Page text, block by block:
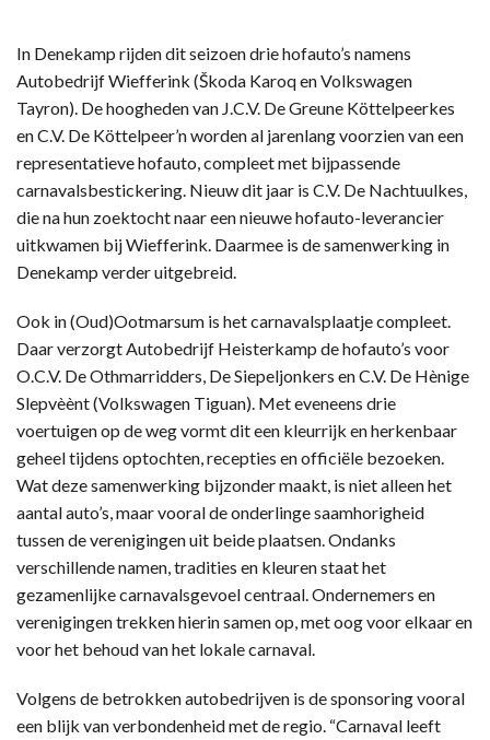
In Denekamp rijden dit seizoen drie hofauto’s namens
Autobedrijf Wiefferink (Škoda Karoq en Volkswagen
Tayron). De hoogheden van J.C.V. De Greune Köttelpeerkes
en C.V. De Köttelpeer’n worden al jarenlang voorzien van een
representatieve hofauto, compleet met bijpassende
carnavalsbestickering. Nieuw dit jaar is C.V. De Nachtuulkes,
die na hun zoektocht naar een nieuwe hofauto-leverancier
uitkwamen bij Wiefferink. Daarmee is de samenwerking in
Denekamp verder uitgebreid.
Ook in (Oud)Ootmarsum is het carnavalsplaatje compleet.
Daar verzorgt Autobedrijf Heisterkamp de hofauto’s voor
O.C.V. De Othmarridders, De Siepeljonkers en C.V. De Hènige
Slepvèènt (Volkswagen Tiguan). Met eveneens drie
voertuigen op de weg vormt dit een kleurrijk en herkenbaar
geheel tijdens optochten, recepties en officiële bezoeken.
Wat deze samenwerking bijzonder maakt, is niet alleen het
aantal auto’s, maar vooral de onderlinge saamhorigheid
tussen de verenigingen uit beide plaatsen. Ondanks
verschillende namen, tradities en kleuren staat het
gezamenlijke carnavalsgevoel centraal. Ondernemers en
verenigingen trekken hierin samen op, met oog voor elkaar en
voor het behoud van het lokale carnaval.
Volgens de betrokken autobedrijven is de sponsoring vooral
een blijk van verbondenheid met de regio. “Carnaval leeft